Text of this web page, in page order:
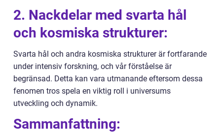
2. Nackdelar med svarta hål
och kosmiska strukturer:
Svarta hål och andra kosmiska strukturer är fortfarande
under intensiv forskning, och vår förståelse är
begränsad. Detta kan vara utmanande eftersom dessa
fenomen tros spela en viktig roll i universums
utveckling och dynamik.
Sammanfattning: